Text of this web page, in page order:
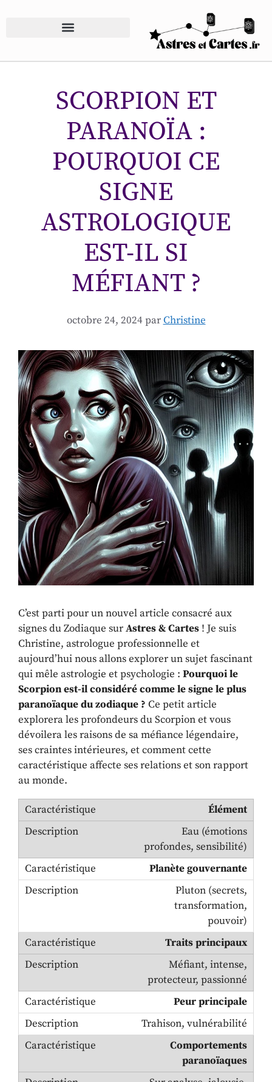
SCORPION ET
PARANOÏA :
POURQUOI CE
SIGNE
ASTROLOGIQUE
EST-IL SI
MÉFIANT ?
octobre 24, 2024 parChristine
C’est parti pour un nouvel article consacré aux
signes du Zodiaque surAstres & Cartes ! Je suis
Christine, astrologue professionnelle et
aujourd’hui nous allons explorer un sujet fascinant
qui mêle astrologie et psychologie : Pourquoi le
Scorpion est-il considéré comme le signe le plus
paranoïaque du zodiaque ? Ce petit article
explorera les profondeurs du Scorpion et vous
dévoilera les raisons de sa méfiance légendaire,
ses craintes intérieures, et comment cette
caractéristique affecte ses relations et son rapport
au monde.
Élément
Eau (émotions
profondes, sensibilité)
Planète gouvernante
Pluton (secrets,
transformation,
pouvoir)
Traits principaux
Méfiant, intense,
protecteur, passionné
Peur principale
Trahison, vulnérabilité
Comportements
paranoïaques